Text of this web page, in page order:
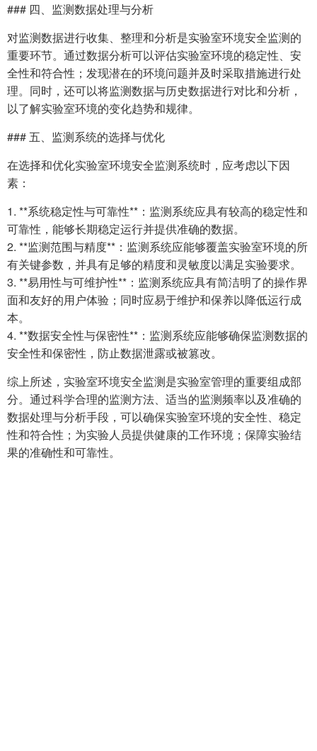
### 四、监测数据处理与分析
对监测数据进行收集、整理和分析是实验室环境安全监测的
重要环节。通过数据分析可以评估实验室环境的稳定性、安
全性和符合性；发现潜在的环境问题并及时采取措施进行处
理。同时，还可以将监测数据与历史数据进行对比和分析，
以了解实验室环境的变化趋势和规律。
### 五、监测系统的选择与优化
在选择和优化实验室环境安全监测系统时，应考虑以下因
素：
1. **系统稳定性与可靠性**：监测系统应具有较高的稳定性和
可靠性，能够长期稳定运行并提供准确的数据。
2. **监测范围与精度**：监测系统应能够覆盖实验室环境的所
有关键参数，并具有足够的精度和灵敏度以满足实验要求。
3. **易用性与可维护性**：监测系统应具有简洁明了的操作界
面和友好的用户体验；同时应易于维护和保养以降低运行成
本。
4. **数据安全性与保密性**：监测系统应能够确保监测数据的
安全性和保密性，防止数据泄露或被篡改。
综上所述，实验室环境安全监测是实验室管理的重要组成部
分。通过科学合理的监测方法、适当的监测频率以及准确的
数据处理与分析手段，可以确保实验室环境的安全性、稳定
性和符合性；为实验人员提供健康的工作环境；保障实验结
果的准确性和可靠性。